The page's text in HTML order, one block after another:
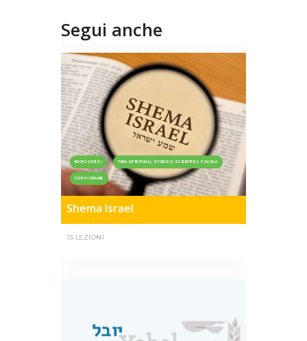
Segui anche
NUOVI CORSI TEMI SPIRITUALI, STORICO-SCIENTIFICI, SOCIALI
CORSI ONLINE
Shema Israel
15 LEZIONI